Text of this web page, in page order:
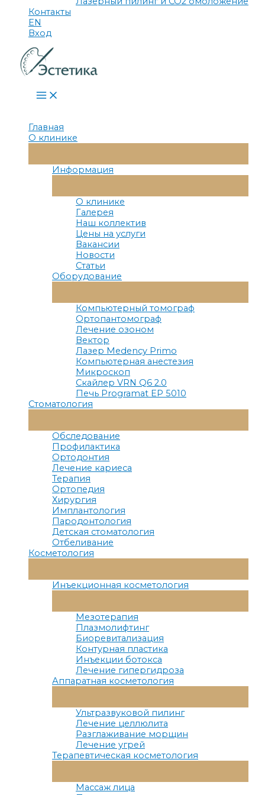
Контакты
EN
Вход
Main
Menu
Главная
О клинике
Меню
Информация
Меню
О клинике
Галерея
Наш коллектив
Цены на услуги
Вакансии
Новости
Статьи
Оборудование
Меню
Компьютерный томограф
Ортопантомограф
Лечение озоном
Вектор
Лазер Medency Primo
Компьютерная анестезия
Микроскоп
Скайлер VRN Q6 2.0
Печь Programat EP 5010
Стоматология
Меню
Обследование
Профилактика
Ортодонтия
Лечение кариеса
Терапия
Ортопедия
Хирургия
Имплантология
Пародонтология
Детская стоматология
Отбеливание
Косметология
Меню
Инъекционная косметология
Меню
Мезотерапия
Плазмолифтинг
Биоревитализация
Контурная пластика
Инъекции ботокса
Лечение гипергидроза
Аппаратная косметология
Меню
Ультразвуковой пилинг
Лечение целлюлита
Разглаживание морщин
Лечение угрей
Терапевтическая косметология
Меню
Массаж лица